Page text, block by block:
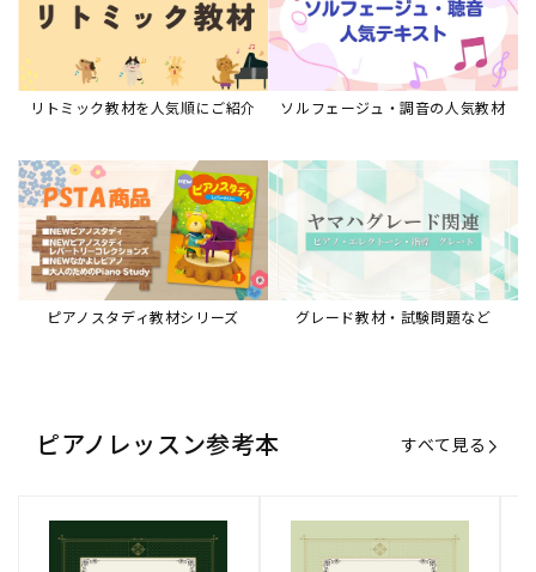
リトミック教材を人気順にご紹介 ソルフェージュ・調音の人気教材
ピアノスタディ教材シリーズ グレード教材・試験問題など
ピアノレッスン参考本 すべて見る